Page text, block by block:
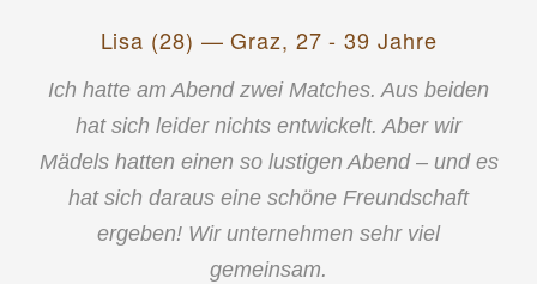
Lisa (28) — Graz, 27 - 39 Jahre
Ich hatte am Abend zwei Matches. Aus beiden
hat sich leider nichts entwickelt. Aber wir
Mädels hatten einen so lustigen Abend – und es
hat sich daraus eine schöne Freundschaft
ergeben! Wir unternehmen sehr viel
gemeinsam.